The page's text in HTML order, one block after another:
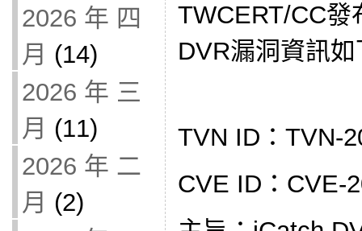
2026 年 四
月 (14)
2026 年 三
月 (11)
2026 年 二
月 (2)
TWCERT/CC發
DVR漏洞資訊如
TVN ID：TVN-
CVE ID：CVE-